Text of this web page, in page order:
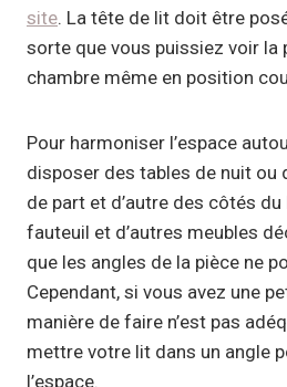
site. La tête de lit doit être
sorte que vous puissiez voir la
chambre même en position
Pour harmoniser l’espace
disposer des tables de nuit
de part et d’autre des côtés du
fauteuil et d’autres meubles
que les angles de la pièce ne
Cependant, si vous avez une
manière de faire n’est pas
mettre votre lit dans un angle
l’espace.